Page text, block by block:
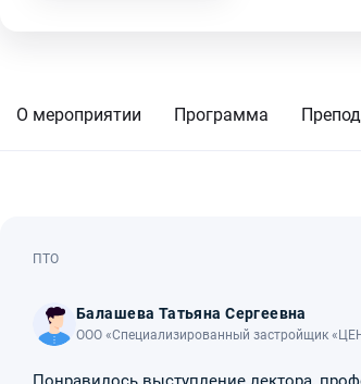
О мероприятии Программа
ПТО
Балашева Татьяна Сергеевна
ООО «Специализированный застройщик